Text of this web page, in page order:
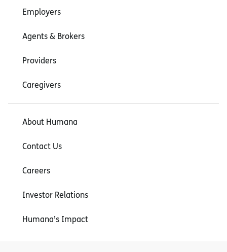
Employers
Agents & Brokers
Providers
Caregivers
About Humana
Contact Us
Careers
Investor Relations
Humana’s Impact